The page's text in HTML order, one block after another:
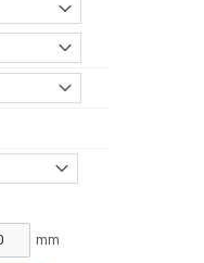
mm